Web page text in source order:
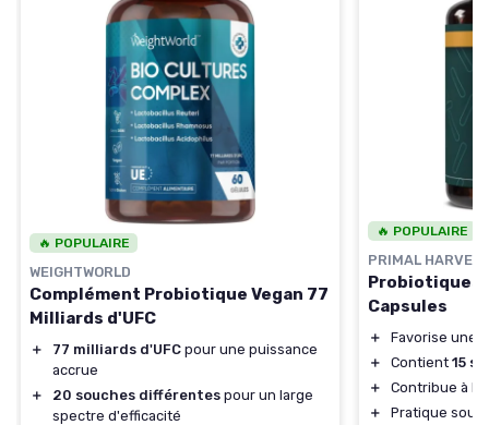
🔥 POPULAIRE
WEIGHTWORLD
Complément Probiotique Vegan 77
Milliards d'UFC
＋ 77 milliards d'UFC pour une puissance
accrue
＋
20 souches différentes pour un large
spectre d'efficacité
🔥 POPULAIRE
PRIMAL
Probiotiques
Capsules
＋
Favorise une
＋
Contient 15
＋
Contribue à la
＋
Pratique